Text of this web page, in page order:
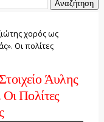
χορός ως
Οι πολίτες
Άυλης
Πολίτες